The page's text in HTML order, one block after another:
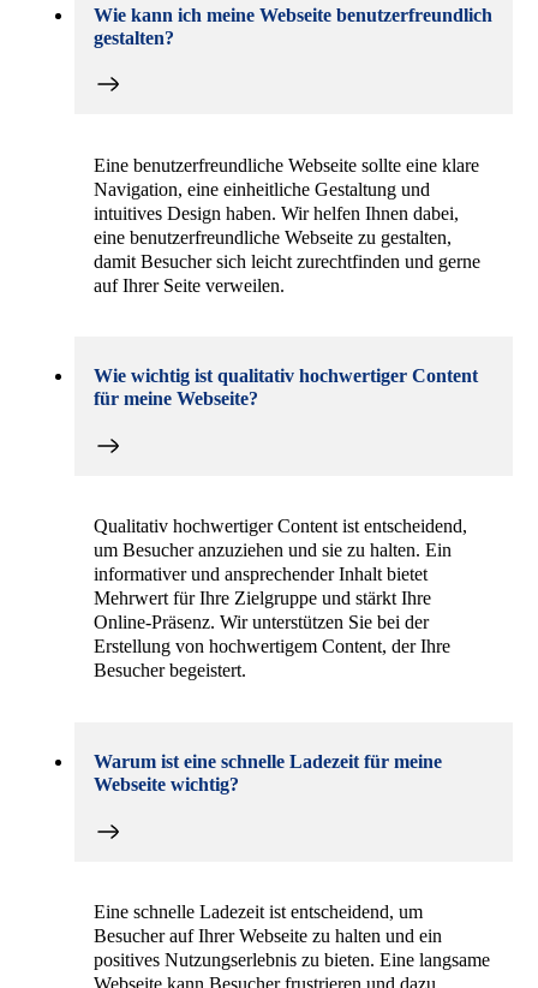
Wie kann ich meine Webseite benutzerfreundlich
gestalten?
Eine benutzerfreundliche Webseite sollte eine klare
Navigation, eine einheitliche Gestaltung und
intuitives Design haben. Wir helfen Ihnen dabei,
eine benutzerfreundliche Webseite zu gestalten,
damit Besucher sich leicht zurechtfinden und gerne
auf Ihrer Seite verweilen.
Wie wichtig ist qualitativ hochwertiger Content
für meine Webseite?
Qualitativ hochwertiger Content ist entscheidend,
um Besucher anzuziehen und sie zu halten. Ein
informativer und ansprechender Inhalt bietet
Mehrwert für Ihre Zielgruppe und stärkt Ihre
Online-Präsenz. Wir unterstützen Sie bei der
Erstellung von hochwertigem Content, der Ihre
Besucher begeistert.
Warum ist eine schnelle Ladezeit für meine
Webseite wichtig?
Eine schnelle Ladezeit ist entscheidend, um
Besucher auf Ihrer Webseite zu halten und ein
positives Nutzungserlebnis zu bieten. Eine langsame